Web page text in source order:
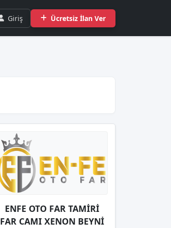
Giriş Ücretsiz İlan Ver
ENFE OTO FAR TAMİRİ
FAR CAMI XENON BEYNİ